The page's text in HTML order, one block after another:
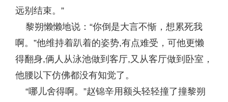
远别结束。”
黎朔懒懒地说：“你倒是大言不惭，想累死我
啊。”他维持着趴着的姿势,有点难受，可他更懒
得翻身,俩人从泳池做到客厅,又从客厅做到卧室，
他腰以下仿佛都没有知觉了。
“哪儿舍得啊。”赵锦辛用额头轻轻撞了撞黎朔